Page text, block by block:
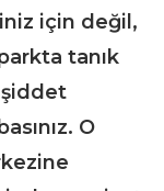
için değil,
tanık
şiddet
O